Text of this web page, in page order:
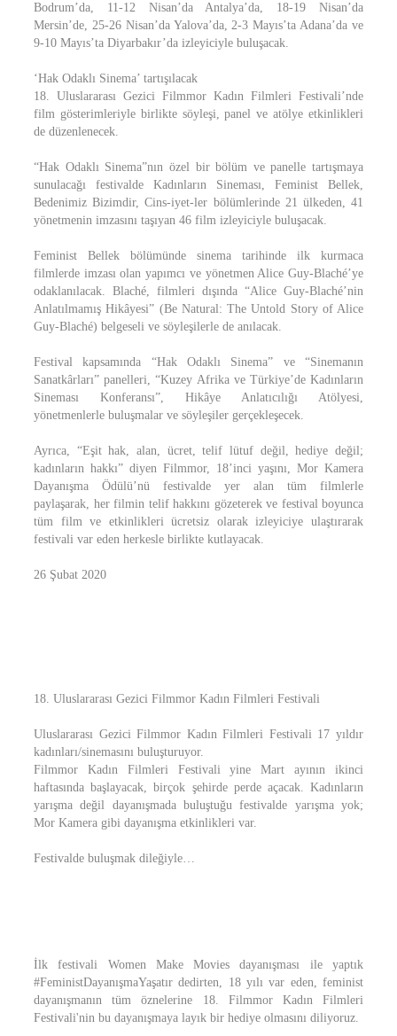
Bodrum’da, 11-12 Nisan’da Antalya’da, 18-19 Nisan’da
Mersin’de, 25-26 Nisan’da Yalova’da, 2-3 Mayıs’ta Adana’da ve
9-10 Mayıs’ta Diyarbakır’da izleyiciyle buluşacak.
‘Hak Odaklı Sinema’ tartışılacak
18. Uluslararası Gezici Filmmor Kadın Filmleri Festivali’nde
film gösterimleriyle birlikte söyleşi, panel ve atölye etkinlikleri
de düzenlenecek.
“Hak Odaklı Sinema”nın özel bir bölüm ve panelle tartışmaya
sunulacağı festivalde Kadınların Sineması, Feminist Bellek,
Bedenimiz Bizimdir, Cins-iyet-ler bölümlerinde 21 ülkeden, 41
yönetmenin imzasını taşıyan 46 film izleyiciyle buluşacak.
Feminist Bellek bölümünde sinema tarihinde ilk kurmaca
filmlerde imzası olan yapımcı ve yönetmen Alice Guy-Blaché’ye
odaklanılacak. Blaché, filmleri dışında “Alice Guy-Blaché’nin
Anlatılmamış Hikâyesi” (Be Natural: The Untold Story of Alice
Guy-Blaché) belgeseli ve söyleşilerle de anılacak.
Festival kapsamında “Hak Odaklı Sinema” ve “Sinemanın
Sanatkârları” panelleri, “Kuzey Afrika ve Türkiye’de Kadınların
Sineması Konferansı”, Hikâye Anlatıcılığı Atölyesi,
yönetmenlerle buluşmalar ve söyleşiler gerçekleşecek.
Ayrıca, “Eşit hak, alan, ücret, telif lütuf değil, hediye değil;
kadınların hakkı” diyen Filmmor, 18’inci yaşını, Mor Kamera
Dayanışma Ödülü’nü festivalde yer alan tüm filmlerle
paylaşarak, her filmin telif hakkını gözeterek ve festival boyunca
tüm film ve etkinlikleri ücretsiz olarak izleyiciye ulaştırarak
festivali var eden herkesle birlikte kutlayacak.
26 Şubat 2020
18. Uluslararası Gezici Filmmor Kadın Filmleri Festivali
Uluslararası Gezici Filmmor Kadın Filmleri Festivali 17 yıldır
kadınları/sinemasını buluşturuyor.
Filmmor Kadın Filmleri Festivali yine Mart ayının ikinci
haftasında başlayacak, birçok şehirde perde açacak. Kadınların
yarışma değil dayanışmada buluştuğu festivalde yarışma yok;
Mor Kamera gibi dayanışma etkinlikleri var.
Festivalde buluşmak dileğiyle…
İlk festivali Women Make Movies dayanışması ile yaptık
#FeministDayanışmaYaşatır dedirten, 18 yılı var eden, feminist
dayanışmanın tüm öznelerine 18. Filmmor Kadın Filmleri
Festivali'nin bu dayanışmaya layık bir hediye olmasını diliyoruz.